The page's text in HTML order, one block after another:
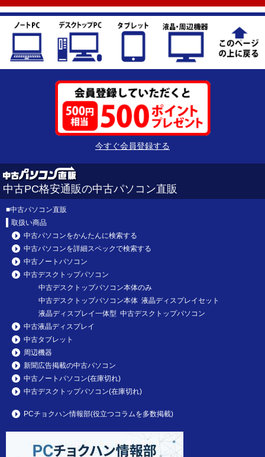
今すぐ会員登録する
中古PC格安通販の中古パソコン直販
■中古パソコン直販
取扱い商品
中古パソコンをかんたんに検索する
中古パソコンを詳細スペックで検索する
中古ノートパソコン
中古デスクトップパソコン
中古デスクトップパソコン本体のみ
中古デスクトップパソコン本体 液晶ディスプレイセット
液晶ディスプレイ一体型 中古デスクトップパソコン
中古液晶ディスプレイ
中古タブレット
周辺機器
新聞広告掲載の中古パソコン
中古ノートパソコン(在庫切れ)
中古デスクトップパソコン(在庫切れ)
PCチョクハン情報部(役立つコラムを多数掲載)